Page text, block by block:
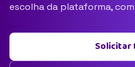
escolha da plataforma,
Solicitar